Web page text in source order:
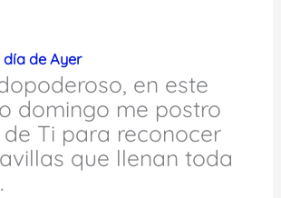
de Ayer
en este
domingo me postro
Ti para reconocer
que llenan toda